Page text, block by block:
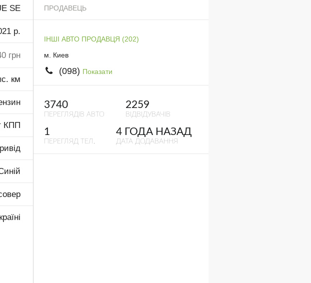
SE
р.
грн
км
КПП
ПРОДАВЕЦЬ
ІНШІ АВТО ПРОДАВЦЯ (202)
м. Киев
(098) Показати
3740
ПЕРЕГЛЯДІВ АВТО
2259
ВІДВІДУВАЧІВ
1
ПЕРЕГЛЯД ТЕЛ.
4 ГОДА НАЗАД
ДАТА ДОДАВАННЯ